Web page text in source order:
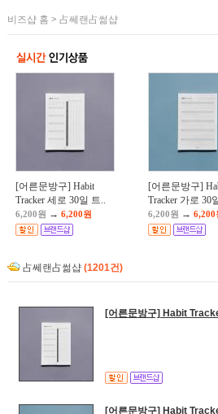
비즈샵 홈 > 占쎄랜占썲샵
[어른문방구] Habit
Tracker 세로 30일 트..
6,200원 → 6,200원
[어른문방구]
Tracker 가로 30
6,200원 → 6,200
占쎄랜占썲샵 (1201건)
[어른문방구] Habit
[어른문방구] Habit